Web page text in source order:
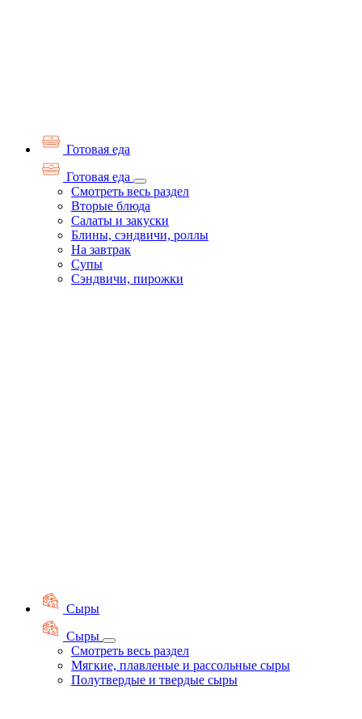
Готовая еда
Готовая еда
Смотреть весь раздел
Вторые блюда
Салаты и закуски
Блины, сэндвичи, роллы
На завтрак
Супы
Сэндвичи, пирожки
Сыры
Сыры
Смотреть весь раздел
Мягкие, плавленые и рассольные сыры
Полутвердые и твердые сыры